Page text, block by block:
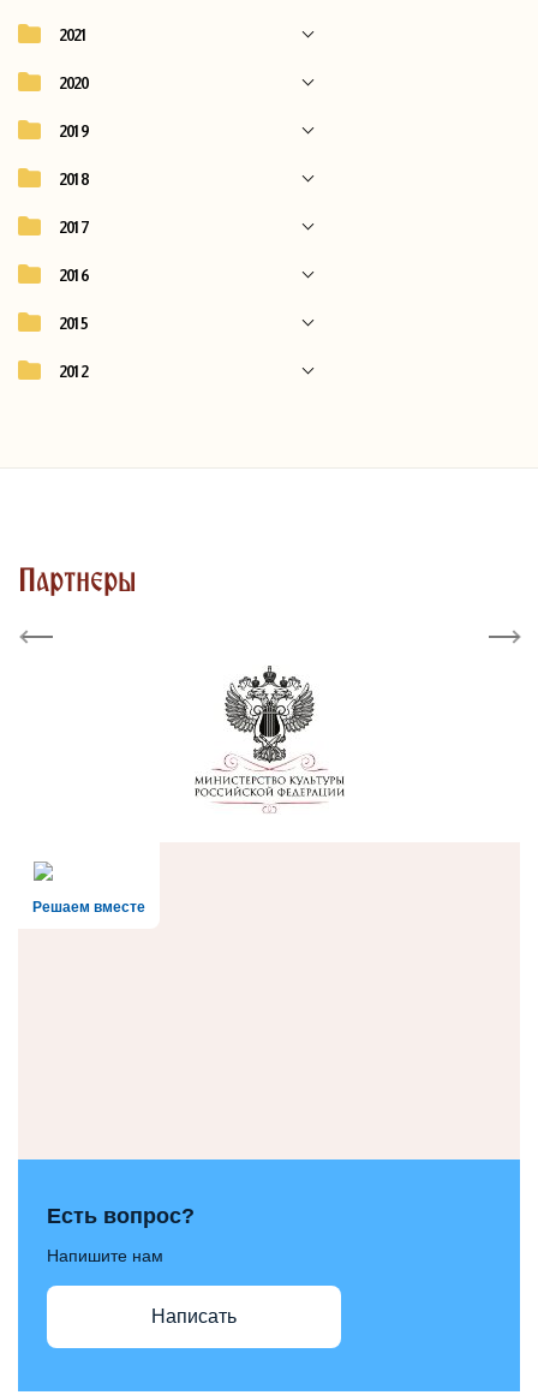
2021
2020
2019
2018
2017
2016
2015
2012
Партнеры
Previous Next
Решаем вместе
Есть вопрос?
Напишите нам
Написать